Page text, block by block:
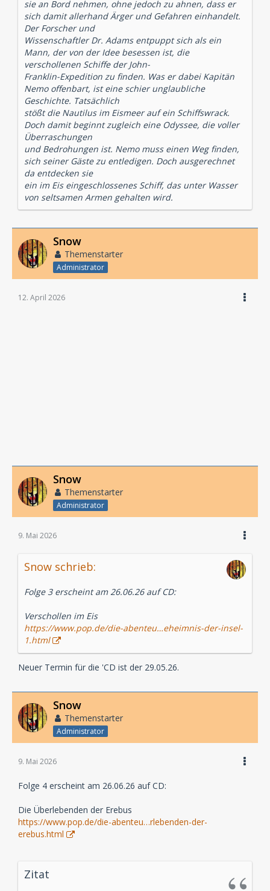
sie an Bord nehmen, ohne jedoch zu ahnen, dass er
sich damit allerhand Ärger und Gefahren einhandelt.
Der Forscher und
Wissenschaftler Dr. Adams entpuppt sich als ein
Mann, der von der Idee besessen ist, die
verschollenen Schiffe der John-
Franklin-Expedition zu finden. Was er dabei Kapitän
Nemo offenbart, ist eine schier unglaubliche
Geschichte. Tatsächlich
stößt die Nautilus im Eismeer auf ein Schiffswrack.
Doch damit beginnt zugleich eine Odyssee, die voller
Überraschungen
und Bedrohungen ist. Nemo muss einen Weg finden,
sich seiner Gäste zu entledigen. Doch ausgerechnet
da entdecken sie
ein im Eis eingeschlossenes Schiff, das unter Wasser
von seltsamen Armen gehalten wird.
Snow
Themenstarter
Administrator
12. April 2026
Snow
Themenstarter
Administrator
9. Mai 2026
Snow schrieb:
Folge 3 erscheint am 26.06.26 auf CD:
Verschollen im Eis
https://www.pop.de/die-abenteu…eheimnis-der-insel-
1.html
Neuer Termin für die 'CD ist der 29.05.26.
Snow
Themenstarter
Administrator
9. Mai 2026
Folge 4 erscheint am 26.06.26 auf CD:
Die Überlebenden der Erebus
https://www.pop.de/die-abenteu…rlebenden-der-
erebus.html
Zitat